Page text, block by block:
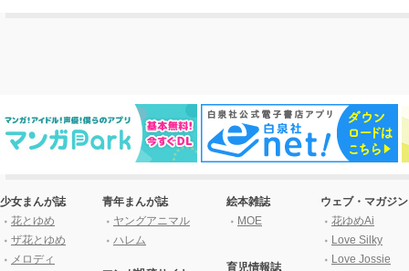
少女まんが誌
花とゆめ
ザ花とゆめ
メロディ
青年まんが誌
ヤングアニマル
ハレム
絵本雑誌
MOE
育児情報誌
ウェブ・マガジン
花ゆめAi
Love Silky
Love Jossie